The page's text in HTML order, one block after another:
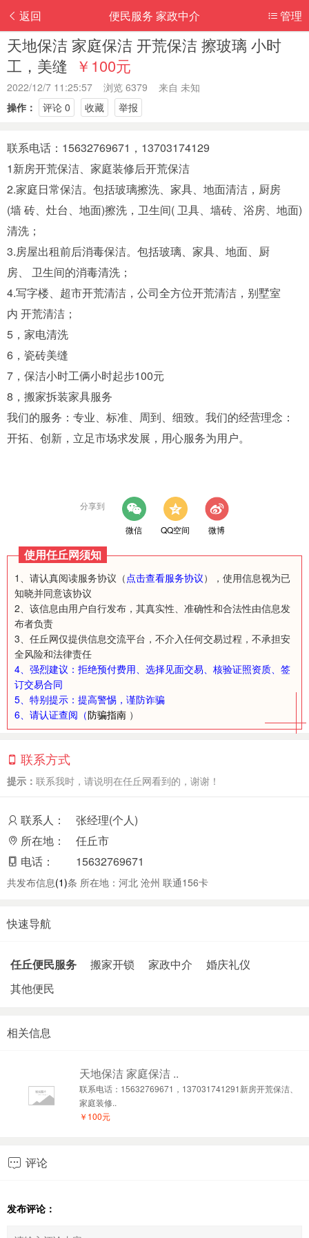
返回 管理
便民服务 家政中介
天地保洁 家庭保洁 开荒保洁 擦玻璃 小时
工，美缝 ￥100元
2022/12/7 11:25:57 浏览 6379 来自 未知
操作：
评论 0 收藏 举报
联系电话：15632769671，13703174129
1新房开荒保洁、家庭装修后‌‌开荒保洁
2.家庭日常保洁。包括玻璃擦洗、家具、地面清洁，厨房
(墙 砖、灶台、地面)擦洗，卫生间( 卫具、墙砖、浴房、地面)
清洗；
3.房屋出租前后消毒保洁。包括玻璃、家具、地面、厨
房、 卫生间的消毒清洗；
4.写字楼、超市开荒清洁，公司全方位开荒清洁，别墅室
内 开荒清洁；
5，家电清洗
6，瓷砖美缝
7，保洁小时工俩小时起步100元
8，搬家拆装家具服务
我们的服务：专业、标准、周到、细致。我们的经营理念：
开拓、创新，立足市场求发展，用心服务为用户。
分享到
微信 QQ空间 微博
使用任丘网须知
1、请认真阅读服务协议（点击查看服务协议），使用信息视为已
知晓并同意该协议
2、该信息由用户自行发布，其真实性、准确性和合法性由信息发
布者负责
3、任丘网仅提供信息交流平台，不介入任何交易过程，不承担安
全风险和法律责任
4、强烈建议：拒绝预付费用、选择见面交易、核验证照资质、签
订交易合同
5、特别提示：提高警惕，谨防诈骗
6、请认证查阅（防骗指南 ）
联系方式
提示： 联系我时，请说明在任丘网看到的，谢谢！
联系人：
张经理(个人)
所在地：
任丘市
电话：
15632769671
共发布信息(1)条 所在地：河北 沧州 联通156卡
快速导航
任丘便民服务 搬家开锁 家政中介
婚庆礼仪
其他便民
相关信息
天地保洁 家庭保洁 ..
联系电话：15632769671，137031741291新房开荒保洁、
家庭装修..
￥100元
 评论
发布评论：